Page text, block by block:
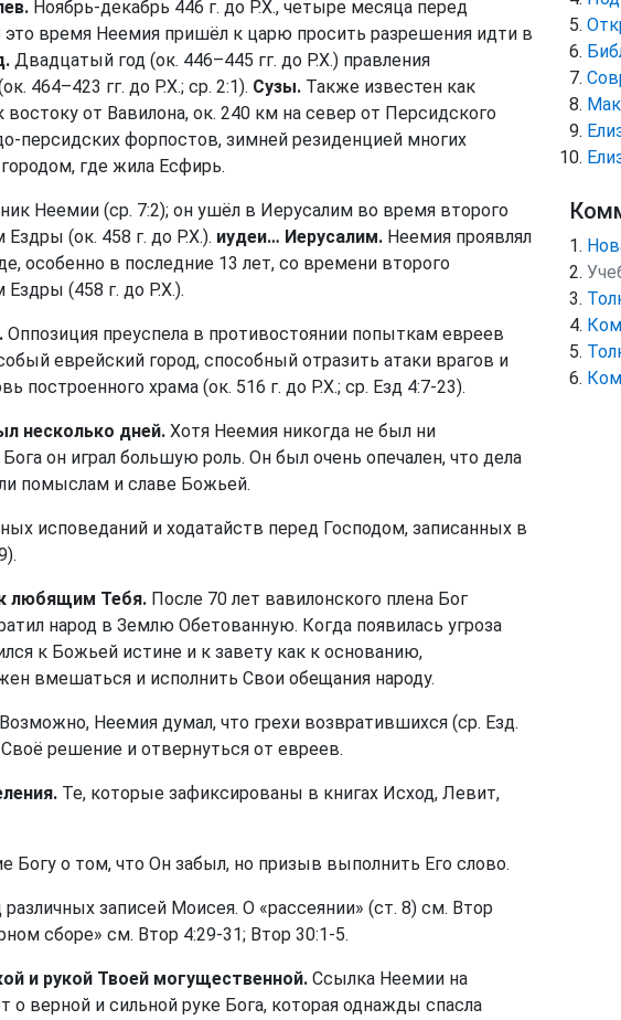
Ноябрь-декабрь 446 г. до Р.Х., четыре месяца перед
время Неемия пришёл к царю просить разрешения идти в
Двадцатый год (ок. 446–445 гг. до Р.Х.) правления
464–423 гг. до Р.Х.; ср. 2:1). Сузы. Также известен как
от Вавилона, ок. 240 км на север от Персидского
персидских форпостов, зимней резиденцией многих
где жила Есфирь.
Неемии (ср. 7:2); он ушёл в Иерусалим во время второго
(ок. 458 г. до Р.Х.). иудеи… Иерусалим. Неемия проявлял
особенно в последние 13 лет, со времени второго
(458 г. до Р.Х.).
Оппозиция преуспела в противостоянии попыткам евреев
еврейский город, способный отразить атаки врагов и
построенного храма (ок. 516 г. до Р.Х.; ср. Езд 4:7-23).
несколько дней. Хотя Неемия никогда не был ни
он играл большую роль. Он был очень опечален, что дела
помыслам и славе Божьей.
исповеданий и ходатайств перед Господом, записанных в
).
любящим Тебя. После 70 лет вавилонского плена Бог
народ в Землю Обетованную. Когда появилась угроза
к Божьей истине и к завету как к основанию,
вмешаться и исполнить Свои обещания народу.
Возможно, Неемия думал, что грехи возвратившихся (ср. Езд.
решение и отвернуться от евреев.
Те, которые зафиксированы в книгах Исход, Левит,
Богу о том, что Он забыл, но призыв выполнить Его слово.
записей Моисея. О «рассеянии» (ст. 8) см. Втор
сборе» см. Втор 4:29-31; Втор 30:1-5.
и рукой Твоей могущественной. Ссылка Неемии на
о верной и сильной руке Бога, которая однажды спасла